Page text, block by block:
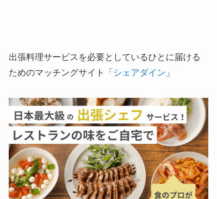
出張料理サービスを必要としているひとに届ける
ためのマッチングサイト「 シェアダイン 」